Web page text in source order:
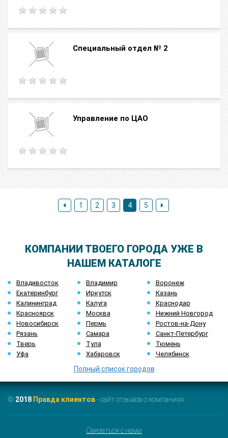
Специальный отдел № 2
Управление по ЦАО
1 2 3 4 5
КОМПАНИИ ТВОЕГО ГОРОДА УЖЕ В
НАШЕМ КАТАЛОГЕ
Владивосток Владимир
Воронеж
Екатеринбург
Иркутск
Казань
Калининград
Калуга
Краснодар
Красноярск
Москва
Нижний Новгород
Новосибирск
Пермь
Ростов-на-Дону
Рязань
Самара
Санкт-Петербург
Тверь
Тула
Тюмень
Уфа
Хабаровск Челябинск
Полный список городов
© 2018 Правда клиентов- сайт отзывов о компаниях.
Связаться с нами